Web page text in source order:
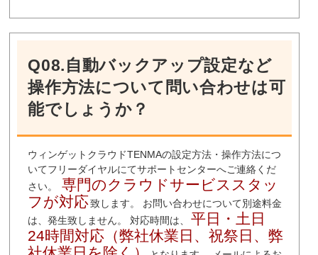
Q08.自動バックアップ設定など
操作方法について問い合わせは可
能でしょうか？
ウィンゲットクラウドTENMAの設定方法・操作方法につ
いてフリーダイヤルにてサポートセンターへご連絡くだ
さい。
専門のクラウドサービススタッ
フが対応致します。 お問い合わせについて別途料金
は、発生致しません。 対応時間は、
平日・土日
24時間対応（弊社休業日、祝祭日、弊